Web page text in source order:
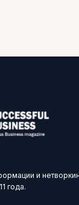
и
года.